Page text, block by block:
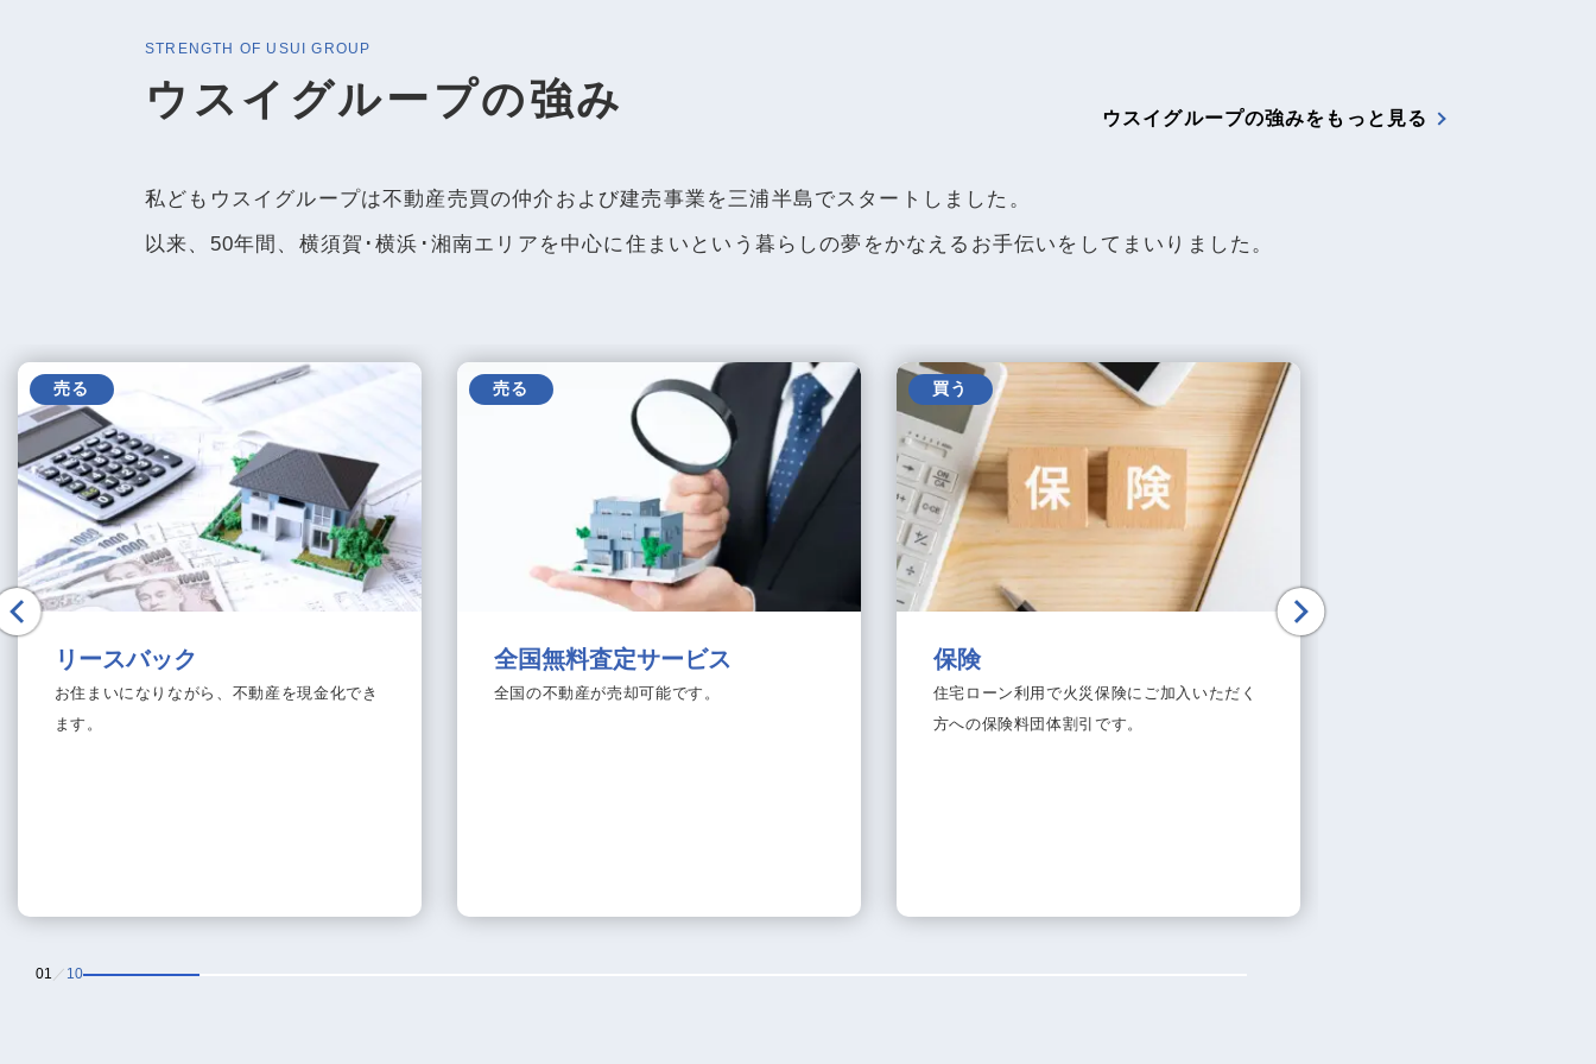
STRENGTH OF USUI GROUP
ウスイグループの強み ウスイグループの強みをもっと見る
私どもウスイグループは不動産売買の仲介および建売事業を三浦半島でスタートしました。
以来、50年間、横須賀･横浜･湘南エリアを中心に住まいという暮らしの夢をかなえるお手伝いをしてまいりました。
売る
リースバック
お住まいになりながら、不動産を現金化でき
ます。
売る
全国無料査定サービス
全国の不動産が売却可能です。
買う
保険
住宅ローン利用で火災保険にご加入いただく
方への保険料団体割引です。
01 ／ 10